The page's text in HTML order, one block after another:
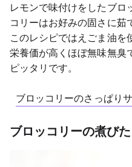
レモンで味付けをしたブロ
コリーはお好みの固さに茹
このレシピではえごま油を
栄養価が高くほぼ無味無臭
ピッタリです。
ブロッコリーのさっぱり
ブロッコリーの煮び